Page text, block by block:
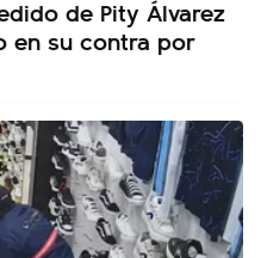
de Pity Álvarez
en su contra por